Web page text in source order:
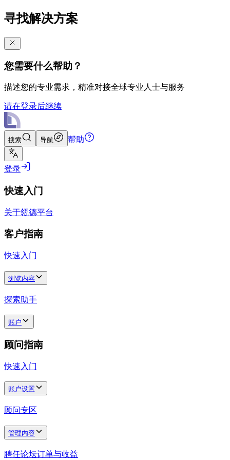
寻找解决方案
您需要什么帮助？
描述您的专业需求，精准对接全球专业人士与服务
请在登录后继续
搜索 导航 帮助
登录
快速入门
关于瓴德平台
客户指南
快速入门
浏览内容
探索助手
账户
顾问指南
快速入门
账户设置
顾问专区
管理内容
聘任论坛订单与收益